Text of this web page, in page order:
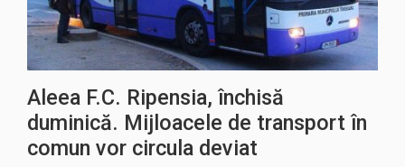
Aleea F.C. Ripensia, închisă
duminică. Mijloacele de transport în
comun vor circula deviat